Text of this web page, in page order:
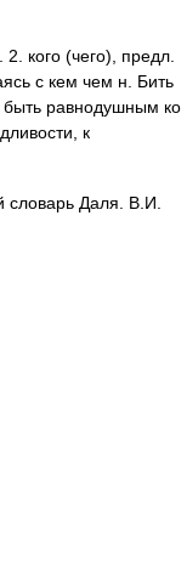
кого (чего), предл.
с кем чем н. Бить
равнодушным ко
к
Даля. В.И.